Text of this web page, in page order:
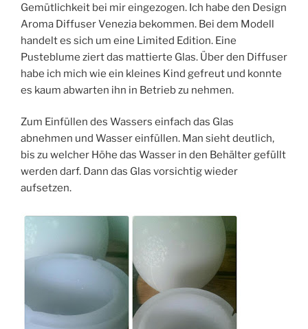
Gemütlichkeit bei mir eingezogen. Ich habe den Design
Aroma Diffuser Venezia bekommen. Bei dem Modell
handelt es sich um eine Limited Edition. Eine
Pusteblume ziert das mattierte Glas. Über den Diffuser
habe ich mich wie ein kleines Kind gefreut und konnte
es kaum abwarten ihn in Betrieb zu nehmen.
Zum Einfüllen des Wassers einfach das Glas
abnehmen und Wasser einfüllen. Man sieht deutlich,
bis zu welcher Höhe das Wasser in den Behälter gefüllt
werden darf. Dann das Glas vorsichtig wieder
aufsetzen.